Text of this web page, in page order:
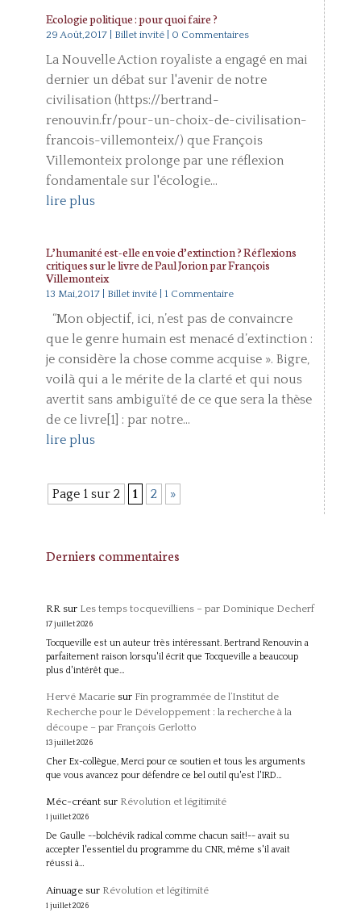
Ecologie politique : pour quoi faire ?
29 Août,2017| Billet invité| 0 Commentaires
La Nouvelle Action royaliste a engagé en mai
dernier un débat sur l'avenir de notre
civilisation (https://bertrand-
renouvin.fr/pour-un-choix-de-civilisation-
francois-villemonteix/) que François
Villemonteix prolonge par une réflexion
fondamentale sur l'écologie...
lire plus
L’humanité est-elle en voie d’extinction ? Réflexions
critiques sur le livre de Paul Jorion par François
Villemonteix
13 Mai,2017| Billet invité| 1 Commentaire
“Mon objectif, ici, n’est pas de convaincre
que le genre humain est menacé d’extinction :
je considère la chose comme acquise ». Bigre,
voilà qui a le mérite de la clarté et qui nous
avertit sans ambiguïté de ce que sera la thèse
de ce livre[1] : par notre...
lire plus
Page 1 sur 2 1 2 »
Derniers commentaires
RRsur Les temps tocquevilliens – par Dominique Decherf
17 juillet 2026
Tocqueville est un auteur très intéressant. Bertrand Renouvin a
parfaitement raison lorsqu'il écrit que Tocqueville a beaucoup
plus d'intérêt que…
Hervé Macariesur Fin programmée de l’Institut de
Recherche pour le Développement : la recherche à la
découpe – par François Gerlotto
13 juillet 2026
Cher Ex-collègue, Merci pour ce soutien et tous les arguments
que vous avancez pour défendre ce bel outil qu'est l'IRD…
Méc-créantsur Révolution et légitimité
1 juillet 2026
De Gaulle --bolchévik radical comme chacun sait!-- avait su
accepter l'essentiel du programme du CNR, même s'il avait
réussi à…
Ainuagesur Révolution et légitimité
1 juillet 2026